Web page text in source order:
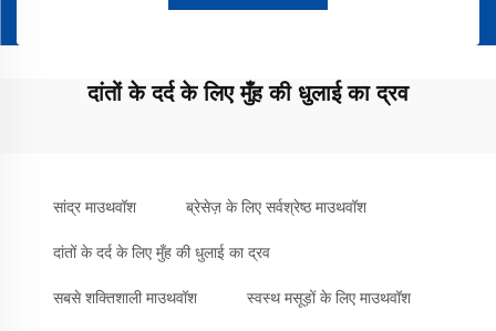
दांतों के दर्द के लिए मुँह की धुलाई का द्रव
सांद्र माउथवॉश ब्रेसेज़ के लिए सर्वश्रेष्ठ माउथवॉश
दांतों के दर्द के लिए मुँह की धुलाई का द्रव
सबसे शक्तिशाली माउथवॉश स्वस्थ मसूड़ों के लिए माउथवॉश